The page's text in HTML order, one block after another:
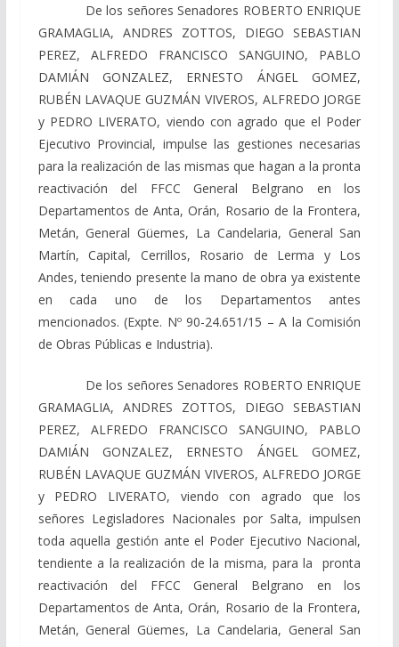
De los señores Senadores ROBERTO ENRIQUE
GRAMAGLIA, ANDRES ZOTTOS, DIEGO SEBASTIAN
PEREZ, ALFREDO FRANCISCO SANGUINO, PABLO
DAMIÁN GONZALEZ, ERNESTO ÁNGEL GOMEZ,
RUBÉN LAVAQUE GUZMÁN VIVEROS, ALFREDO JORGE
y PEDRO LIVERATO, viendo con agrado que el Poder
Ejecutivo Provincial, impulse las gestiones necesarias
para la realización de las mismas que hagan a la pronta
reactivación del FFCC General Belgrano en los
Departamentos de Anta, Orán, Rosario de la Frontera,
Metán, General Güemes, La Candelaria, General San
Martín, Capital, Cerrillos, Rosario de Lerma y Los
Andes, teniendo presente la mano de obra ya existente
en cada uno de los Departamentos antes
mencionados. (Expte. Nº 90-24.651/15 – A la Comisión
de Obras Públicas e Industria).
De los señores Senadores ROBERTO ENRIQUE
GRAMAGLIA, ANDRES ZOTTOS, DIEGO SEBASTIAN
PEREZ, ALFREDO FRANCISCO SANGUINO, PABLO
DAMIÁN GONZALEZ, ERNESTO ÁNGEL GOMEZ,
RUBÉN LAVAQUE GUZMÁN VIVEROS, ALFREDO JORGE
y PEDRO LIVERATO, viendo con agrado que los
señores Legisladores Nacionales por Salta, impulsen
toda aquella gestión ante el Poder Ejecutivo Nacional,
tendiente a la realización de la misma, para la pronta
reactivación del FFCC General Belgrano en los
Departamentos de Anta, Orán, Rosario de la Frontera,
Metán, General Güemes, La Candelaria, General San